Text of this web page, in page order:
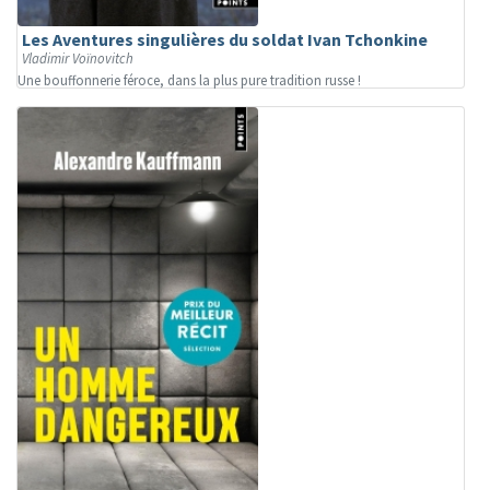
Les Aventures singulières du soldat Ivan Tchonkine
Vladimir Voïnovitch
Une bouffonnerie féroce, dans la plus pure tradition russe !